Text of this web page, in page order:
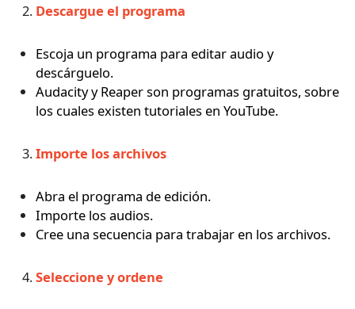
Descargue el programa
Escoja un programa para editar audio y
descárguelo.
AudacityyReaperson programas gratuitos, sobre
los cuales existen tutoriales en YouTube.
Importe los archivos
Abra el programa de edición.
Importe los audios.
Cree una secuencia para trabajar en los archivos.
Seleccione y ordene